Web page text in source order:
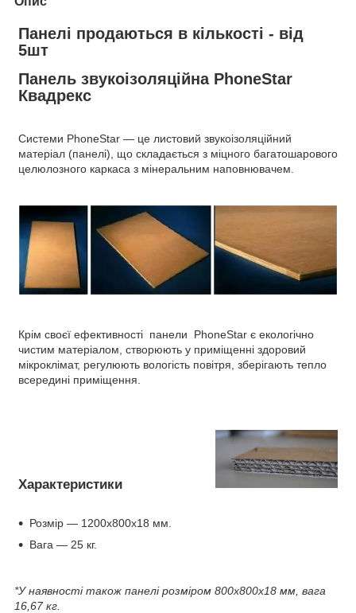
Панелі продаються в кількості - від
5шт
Панель звукоізоляційна PhoneStar
Квадрекс
Системи PhoneStar — це листовий звукоізоляційний
матеріал (панелі), що складається з міцного багатошарового
целюлозного каркаса з мінеральним наповнювачем.
Крім своєї ефективності панели PhoneStar є екологічно
чистим матеріалом, створюють у приміщенні здоровий
мікроклімат, регулюють вологість повітря, зберігають тепло
всередині приміщення.
Характеристики
Розмір — 1200х800х18 мм.
Вага — 25 кг.
*У наявності також панелі розміром 800х800х18 мм, вага
16,67 кг.